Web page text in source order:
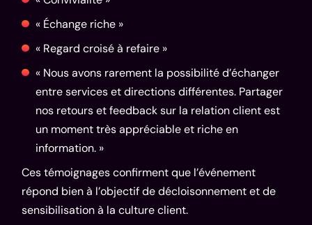
« Échange riche »
« Regard croisé à refaire »
« Nous avons rarement la possibilité d’échanger
entre services et directions différentes. Partager
nos retours et feedback sur la relation client est
un moment très appréciable et riche en
information. »
Ces témoignages confirment que l’événement
répond bien à l’objectif de décloisonnement et de
sensibilisation à la culture client.